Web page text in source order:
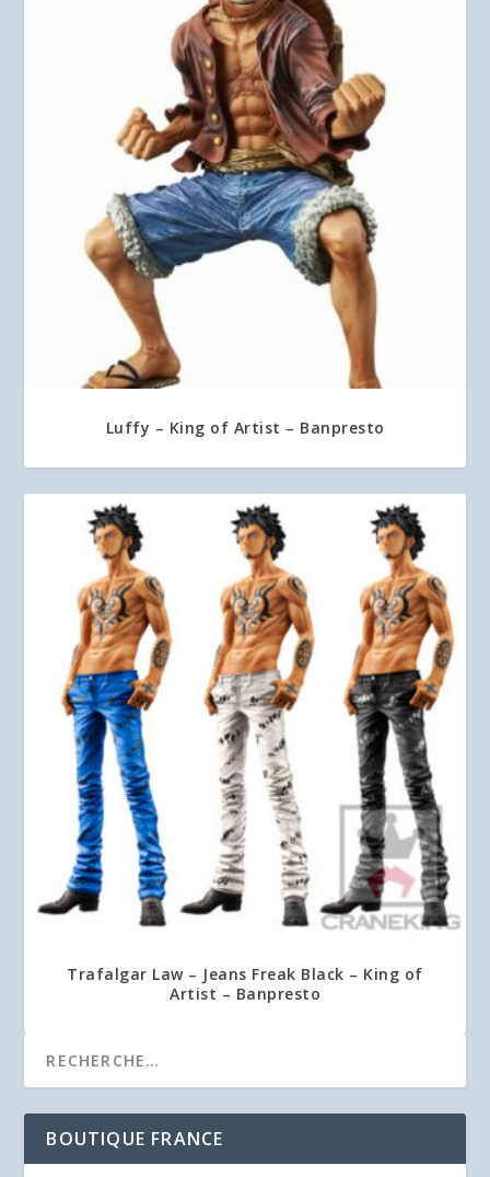
Luffy – King of Artist – Banpresto
Trafalgar Law – Jeans Freak Black – King of
Artist – Banpresto
BOUTIQUE FRANCE